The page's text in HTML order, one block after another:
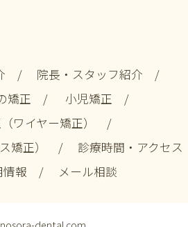
/ 院長・スタッフ紹介 /
矯正 / 小児矯正 /
ワイヤー矯正）
/
矯正）
/ 診療時間・アクセス
報 / メール相談